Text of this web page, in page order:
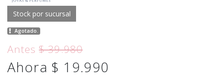
Stock por sucursal
Agotado.
Antes$ 39.980
Ahora $ 19.990